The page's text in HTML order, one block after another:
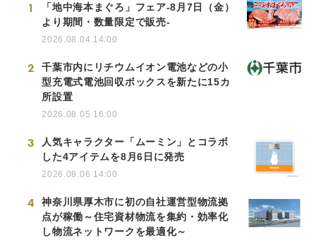
1
「地中海本まぐろ」フェア-8月7日（金）
より期間・数量限定で販売-
2026.08.04 14:00
2
千葉市内にリチウムイオン電池などの小
型充電式電池回収ボックスを新たに15カ
所設置
2026.08.05 16:00
3
人気キャラクター「ムーミン」とコラボ
した4アイテムを8月6日に発売
2026.08.06 14:00
4
神奈川県厚木市に初の自社運営型物流拠
点が稼働～住宅資材物流を集約・効率化
し物流ネットワークを最適化～